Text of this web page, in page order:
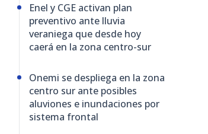
Enel y CGE activan plan
preventivo ante lluvia
veraniega que desde hoy
caerá en la zona centro-sur
Onemi se despliega en la zona
centro sur ante posibles
aluviones e inundaciones por
sistema frontal